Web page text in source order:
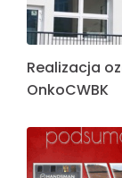
Realizacja
OnkoCWBK